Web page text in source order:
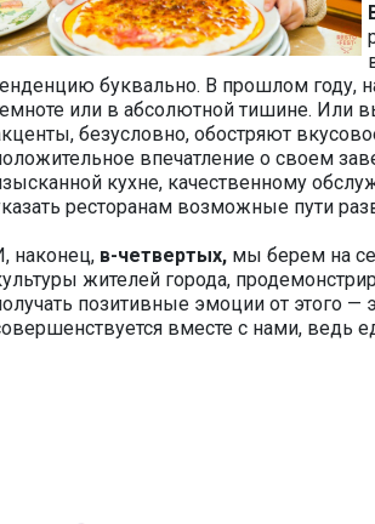
буквально. В прошлом году,
или в абсолютной тишине. Или
безусловно, обостряют
впечатление о своем
кухне, качественному
ресторанам возможные пути
наконец, в-четвертых, мы берем на
жителей города,
позитивные эмоции от этого —
вместе с нами, ведь